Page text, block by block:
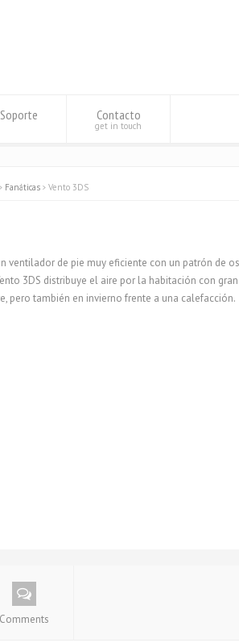
Contacto
get in touch
Fanáticas Vento 3DS
ventilador de pie muy eficiente con un patrón de
3DS distribuye el aire por la habitación con
pero también en invierno frente a una calefacción.
Comments